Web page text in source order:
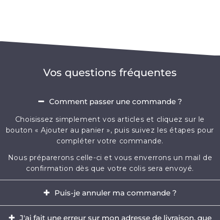
Vos questions fréquentes
Comment passer une commande ?
Choisissez simplement vos articles et cliquez sur le
bouton « Ajouter au panier », puis suivez les étapes pour
compléter votre commande.
Nous préparerons celle-ci et vous enverrons un mail de
confirmation dès que votre colis sera envoyé.
Puis-je annuler ma commande ?
J'ai fait une erreur sur mon adresse de livraison, que